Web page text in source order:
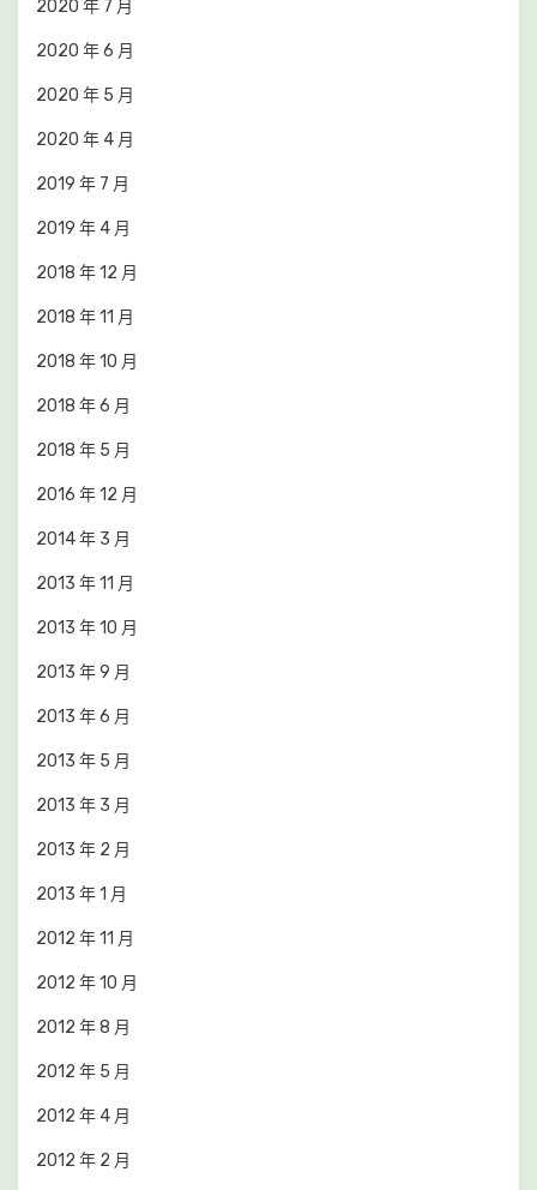
2020 年 7 月
2020 年 6 月
2020 年 5 月
2020 年 4 月
2019 年 7 月
2019 年 4 月
2018 年 12 月
2018 年 11 月
2018 年 10 月
2018 年 6 月
2018 年 5 月
2016 年 12 月
2014 年 3 月
2013 年 11 月
2013 年 10 月
2013 年 9 月
2013 年 6 月
2013 年 5 月
2013 年 3 月
2013 年 2 月
2013 年 1 月
2012 年 11 月
2012 年 10 月
2012 年 8 月
2012 年 5 月
2012 年 4 月
2012 年 2 月